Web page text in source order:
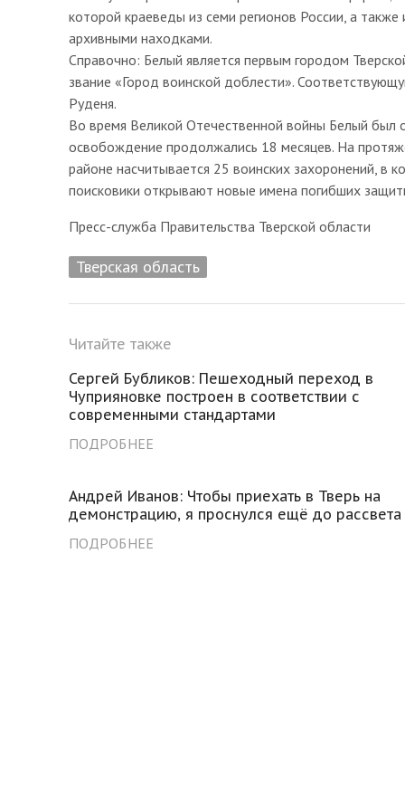
которой краеведы из семи регионов России, а
архивными находками.
Справочно: Белый является первым городом
звание «Город воинской доблести».
Руденя.
Во время Великой Отечественной войны Белый был
освобождение продолжались 18 месяцев. На
районе насчитывается 25 воинских захоронений, в
поисковики открывают новые имена погибших
Пресс-служба Правительства Тверской области
Тверская область
Читайте также
Сергей Бубликов: Пешеходный переход в
Чуприяновке построен в соответствии с
современными стандартами
ПОДРОБНЕЕ
Андрей Иванов: Чтобы приехать в Тверь на
демонстрацию, я проснулся ещё до рассвета
ПОДРОБНЕЕ